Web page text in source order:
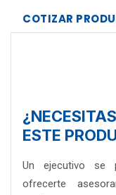
COTIZAR
ESTE
Un ejecutivo se
ofrecerte